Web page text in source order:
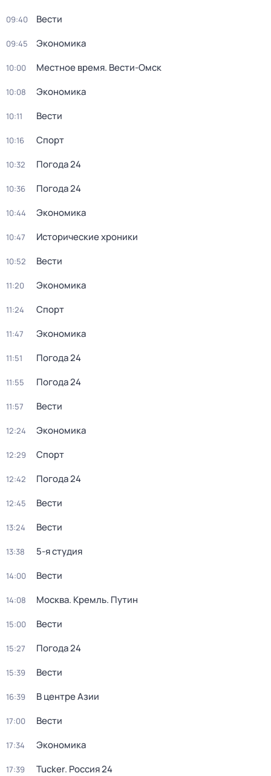
09:40 Вести
09:45 Экономика
10:00 Местное время. Вести-Омск
10:08 Экономика
10:11 Вести
10:16 Спорт
10:32 Погода 24
10:36 Погода 24
10:44 Экономика
10:47 Исторические хроники
10:52 Вести
11:20 Экономика
11:24 Спорт
11:47 Экономика
11:51 Погода 24
11:55 Погода 24
11:57 Вести
12:24 Экономика
12:29 Спорт
12:42 Погода 24
12:45 Вести
13:24 Вести
13:38 5-я студия
14:00 Вести
14:08 Москва. Кремль. Путин
15:00 Вести
15:27 Погода 24
15:39 Вести
16:39 В центре Азии
17:00 Вести
17:34 Экономика
17:39 Tucker. Россия 24